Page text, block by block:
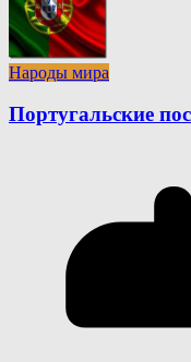
Народы мира
Португальские